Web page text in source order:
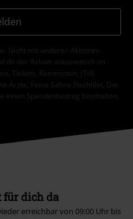
Nicht mit anderen Aktionen
dir der Rabatt automatisch im
Tickets, Rammstein, (Till)
Ärzte, Feine Sahne Fischfilet, Die
einen Spendenbeitrag beinhalten,
für dich da
erreichbar von 09:00 Uhr bis